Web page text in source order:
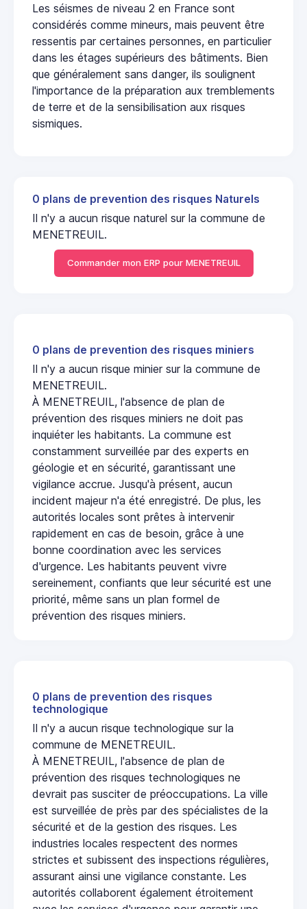
Les séismes de niveau 2 en France sont
considérés comme mineurs, mais peuvent être
ressentis par certaines personnes, en particulier
dans les étages supérieurs des bâtiments. Bien
que généralement sans danger, ils soulignent
l'importance de la préparation aux tremblements
de terre et de la sensibilisation aux risques
sismiques.
0 plans de prevention des risques Naturels
Il n'y a aucun risque naturel sur la commune de
MENETREUIL.
Commander mon ERP pour MENETREUIL
0 plans de prevention des risques miniers
Il n'y a aucun risque minier sur la commune de
MENETREUIL.
À MENETREUIL, l'absence de plan de
prévention des risques miniers ne doit pas
inquiéter les habitants. La commune est
constamment surveillée par des experts en
géologie et en sécurité, garantissant une
vigilance accrue. Jusqu'à présent, aucun
incident majeur n'a été enregistré. De plus, les
autorités locales sont prêtes à intervenir
rapidement en cas de besoin, grâce à une
bonne coordination avec les services
d'urgence. Les habitants peuvent vivre
sereinement, confiants que leur sécurité est une
priorité, même sans un plan formel de
prévention des risques miniers.
0 plans de prevention des risques
technologique
Il n'y a aucun risque technologique sur la
commune de MENETREUIL.
À MENETREUIL, l'absence de plan de
prévention des risques technologiques ne
devrait pas susciter de préoccupations. La ville
est surveillée de près par des spécialistes de la
sécurité et de la gestion des risques. Les
industries locales respectent des normes
strictes et subissent des inspections régulières,
assurant ainsi une vigilance constante. Les
autorités collaborent également étroitement